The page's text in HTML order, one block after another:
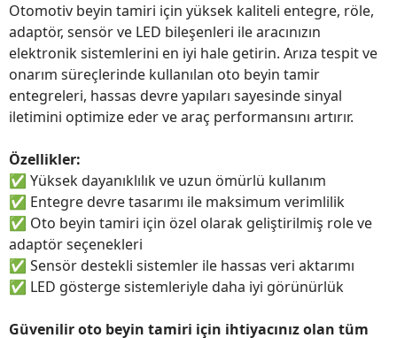
Otomotiv beyin tamiri için yüksek kaliteli entegre, röle,
adaptör, sensör ve LED bileşenleri ile aracınızın
elektronik sistemlerini en iyi hale getirin. Arıza tespit ve
onarım süreçlerinde kullanılan oto beyin tamir
entegreleri, hassas devre yapıları sayesinde sinyal
iletimini optimize eder ve araç performansını artırır.
Özellikler:
✅ Yüksek dayanıklılık ve uzun ömürlü kullanım
✅ Entegre devre tasarımı ile maksimum verimlilik
✅ Oto beyin tamiri için özel olarak geliştirilmiş role ve
adaptör seçenekleri
✅ Sensör destekli sistemler ile hassas veri aktarımı
✅ LED gösterge sistemleriyle daha iyi görünürlük
Güvenilir oto beyin tamiri için ihtiyacınız olan tüm